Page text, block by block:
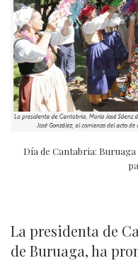
Día de Cantabria:
La presidenta de
de Buruaga, ha